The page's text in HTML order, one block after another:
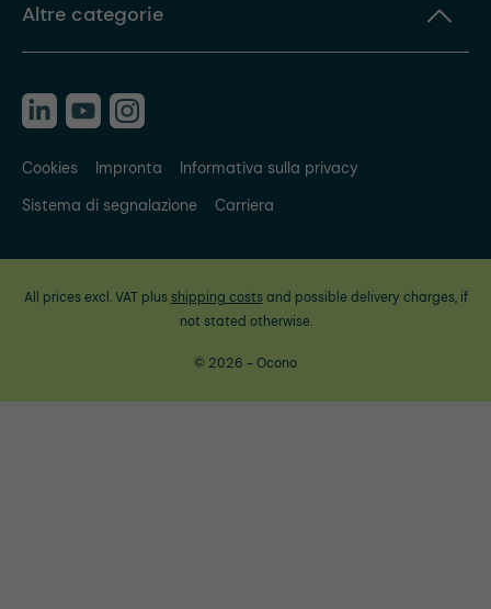
Altre categorie
Cookies Impronta
Informativa sulla privacy
Sistema di segnalazione
Carriera
All prices excl. VAT plus shipping costsand possible delivery charges, if
not stated otherwise.
© 2026 - Ocono